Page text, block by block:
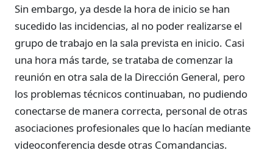
Sin embargo, ya desde la hora de inicio se han
sucedido las incidencias, al no poder realizarse el
grupo de trabajo en la sala prevista en inicio. Casi
una hora más tarde, se trataba de comenzar la
reunión en otra sala de la Dirección General, pero
los problemas técnicos continuaban, no pudiendo
conectarse de manera correcta, personal de otras
asociaciones profesionales que lo hacían mediante
videoconferencia desde otras Comandancias.